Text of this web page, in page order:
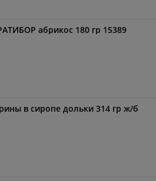
абрикос 180 гр 15389
в сиропе дольки 314 гр ж/б